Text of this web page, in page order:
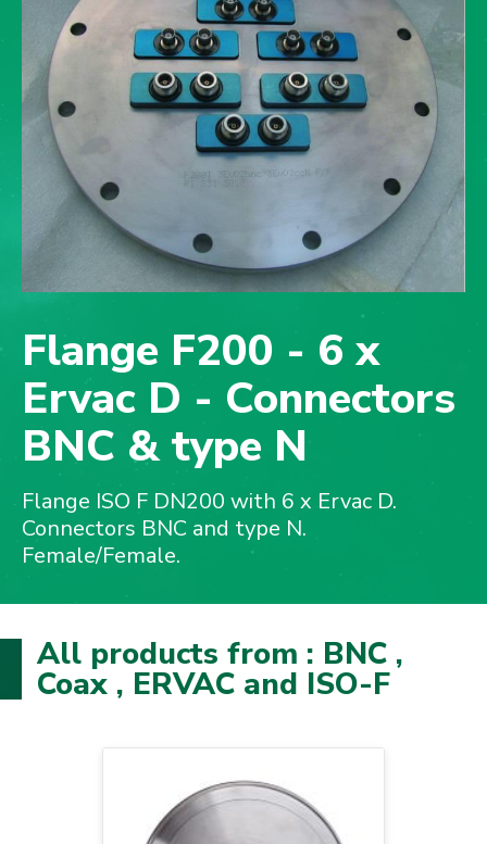
Flange F200 - 6 x
Ervac D - Connectors
BNC & type N
Flange ISO F DN200 with 6 x Ervac D.
Connectors BNC and type N.
Female/Female.
All products from : BNC ,
Coax , ERVAC and ISO-F